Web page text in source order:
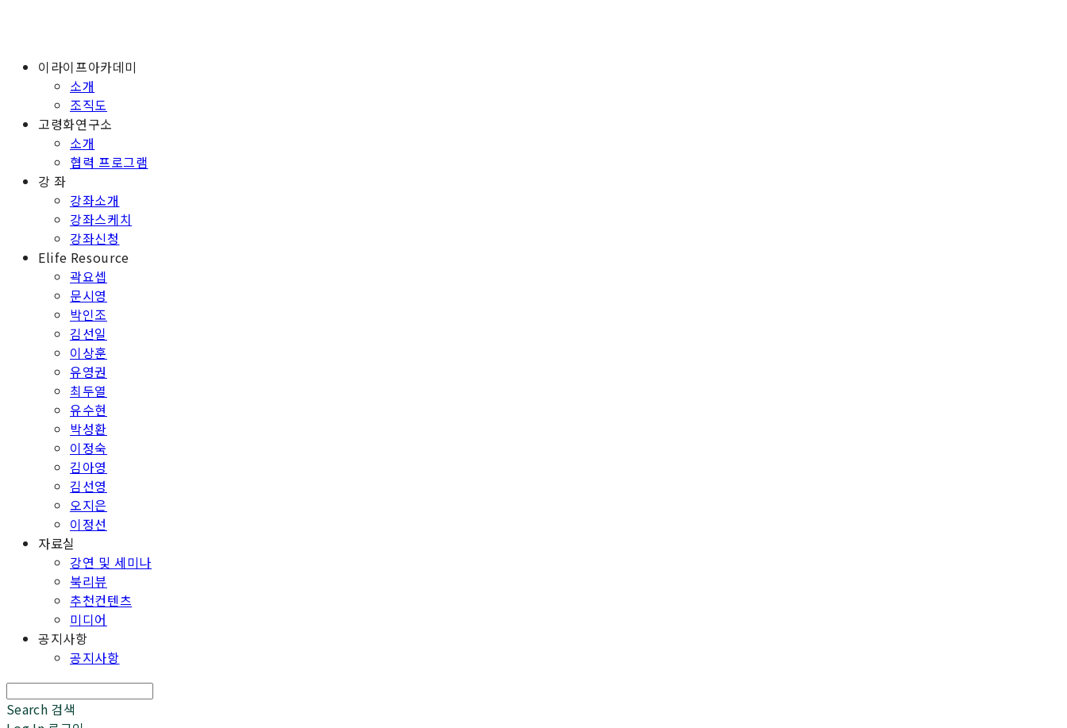
이라이프아카데미
소개
조직도
고령화연구소
소개
협력 프로그램
강 좌
강좌소개
강좌스케치
강좌신청
Elife Resource
곽요셉
문시영
박인조
김선일
이상훈
유영권
최두열
유수현
박성환
이정숙
김아영
김선영
오지은
이정선
자료실
강연 및 세미나
북리뷰
추천컨텐츠
미디어
공지사항
공지사항
Search 검색